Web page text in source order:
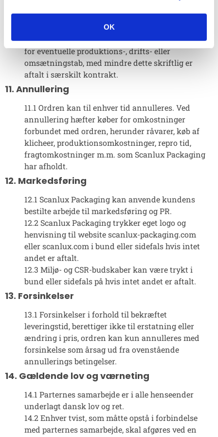
OK
10.1 Scanlux Packaging kan ikke gøres ansvarlig
for eventuelle produktions-, drifts- eller
omsætningstab, med mindre dette skriftlig er
aftalt i særskilt kontrakt.
11. Annullering
11.1 Ordren kan til enhver tid annulleres. Ved
annullering hæfter køber for omkostninger
forbundet med ordren, herunder råvarer, køb af
klicheer, produktionsomkostninger, repro tid,
fragtomkostninger m.m. som Scanlux Packaging
har afholdt.
12. Markedsføring
12.1 Scanlux Packaging kan anvende kundens
bestilte arbejde til markedsføring og PR.
12.2 Scanlux Packaging trykker eget logo og
henvisning til website scanlux-packaging.com
eller scanlux.com i bund eller sidefals hvis intet
andet er aftalt.
12.3 Miljø- og CSR-budskaber kan være trykt i
bund eller sidefals på hvis intet andet er aftalt.
13. Forsinkelser
13.1 Forsinkelser i forhold til bekræftet
leveringstid, berettiger ikke til erstatning eller
ændring i pris, ordren kan kun annulleres med
forsinkelse som årsag ud fra ovenstående
annullerings betingelser.
14. Gældende lov og værneting
14.1 Parternes samarbejde er i alle henseender
underlagt dansk lov og ret.
14.2 Enhver tvist, som måtte opstå i forbindelse
med parternes samarbejde, skal afgøres ved en